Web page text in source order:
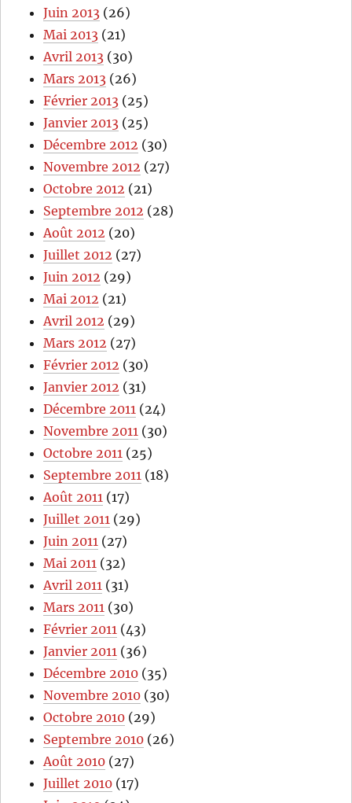
Juin 2013 (26)
Mai 2013 (21)
Avril 2013 (30)
Mars 2013 (26)
Février 2013 (25)
Janvier 2013 (25)
Décembre 2012 (30)
Novembre 2012 (27)
Octobre 2012 (21)
Septembre 2012 (28)
Août 2012 (20)
Juillet 2012 (27)
Juin 2012 (29)
Mai 2012 (21)
Avril 2012 (29)
Mars 2012 (27)
Février 2012 (30)
Janvier 2012 (31)
Décembre 2011 (24)
Novembre 2011 (30)
Octobre 2011 (25)
Septembre 2011 (18)
Août 2011 (17)
Juillet 2011 (29)
Juin 2011 (27)
Mai 2011 (32)
Avril 2011 (31)
Mars 2011 (30)
Février 2011 (43)
Janvier 2011 (36)
Décembre 2010 (35)
Novembre 2010 (30)
Octobre 2010 (29)
Septembre 2010 (26)
Août 2010 (27)
Juillet 2010 (17)